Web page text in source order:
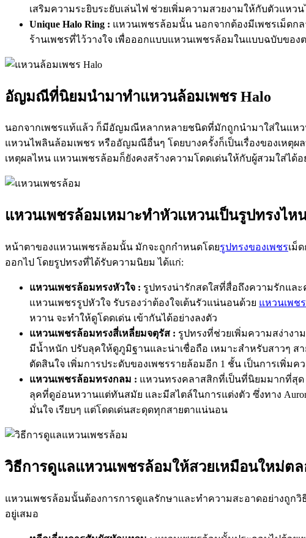
เสริมความระยิบระยับเล่นไฟ ช่วยเพิ่มความสวยงามให้กับตัวแหวน
Unique Halo Ring : แหวนเพชรล้อมนั้น นอกจากต้องมีเพชรเม็ดก
ร้านเพชรที่ไว้วางใจ เพื่อออกแบบแหวนเพชรล้อมในแบบฉบับของ
อัญมณีที่นิยมนำมาทำแหวนล้อมเพชร Halo
นอกจากเพชรแท้แล้ว ก็มีอัญมณีหลากหลายชนิดที่มักถูกนำมาใส่ในแหว
แหวนไพลินล้อมเพชร หรืออัญมณีอื่นๆ โดยบางครั้งก็เป็นเรื่องของเหตุ
เหตุผลไหน แหวนเพชรล้อมก็ยังคงสร้างความโดดเด่นให้กับผู้สวมใส่ได้
แหวนเพชรล้อมเหมาะทำหัวแหวนเป็นรูปทรงไห
หน้าตาของแหวนเพชรล้อมนั้น มักจะถูกกำหนดโดยรูปทรงของเพชรเม็
ออกไป โดยรูปทรงที่ได้รับความนิยม ได้แก่:
แหวนเพชรล้อมทรงหัวใจ : รูปทรงน่ารักสดใสที่สื่อถึงความรักแล
แหวนเพชรรูปหัวใจ รับรองว่าต้องใจเต้นรัวแน่นอนด้วย แหวนเพชร
หวาน จะทำให้ดูโดดเด่น เข้ากันได้อย่างลงตัว
แหวนเพชรล้อมทรงสี่เหลี่ยมจตุรัส : รูปทรงที่ช่วยเพิ่มความสง่างา
มีน้ำหนัก ปรับลุคให้ดูภูมิฐานและน่าเชื่อถือ เหมาะสำหรับสาวๆ ส
ตัดสินใจ เพิ่มการประดับของเพชรรายล้อมอีก 1 ชั้น เป็นการเพิ่ม
แหวนเพชรล้อมทรงกลม : แหวนทรงคลาสสิกที่เป็นที่นิยมมากที่สุด
ลุคที่ดูอ่อนหวานแต่ทันสมัย และมีสไตล์ในการแต่งตัว ซึ่งทาง
มั่นใจ เรียบๆ แต่โดดเด่นสะดุดทุกสายตาแน่นอน
วิธีการดูแลแหวนเพชรล้อมให้สวยเหมือนใหม่ตล
แหวนเพชรล้อมนั้นต้องการการดูแลรักษาและทำความสะอาดอย่างถูก
อยู่เสมอ